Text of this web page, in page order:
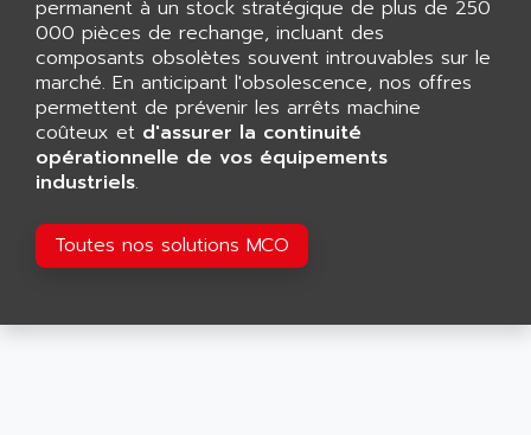
FMV
DIGIDRIVE SE
SIGMA II
VERITRON
PANELVIEW
PROVIT
ALFA ROMEO
ALFAA
ALFA-LAVAL
ALFASISTEL
ALFATRONIX
ALFONS HAAR
ALICAT SCIENTIFIC
ALIZEA
ALLEGRO MICROSYSTEMS
permanent à un stock stratégique de plus de 250
000 pièces de rechange, incluant des
composants obsolètes souvent introuvables sur le
marché. En anticipant l'obsolescence, nos offres
permettent de prévenir les arrêts machine
coûteux et d'assurer la continuité
opérationnelle de vos équipements
industriels.
Toutes nos solutions MCO